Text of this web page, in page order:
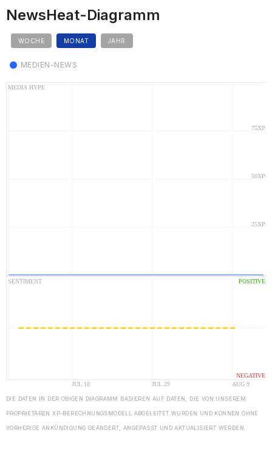
NewsHeat-Diagramm
WOCHE MONAT JAHR
MEDIEN-NEWS
DIE DATEN IN DER OBIGEN DIAGRAMM BASIEREN AUF DATEN, DIE VON UNSEREM
PROPRIETÄREN XP-BERECHNUNGSMODELL ABGELEITET WURDEN UND KÖNNEN OHNE
VORHERIGE ANKÜNDIGUNG GEÄNDERT, ANGEPASST UND AKTUALISIERT WERDEN.